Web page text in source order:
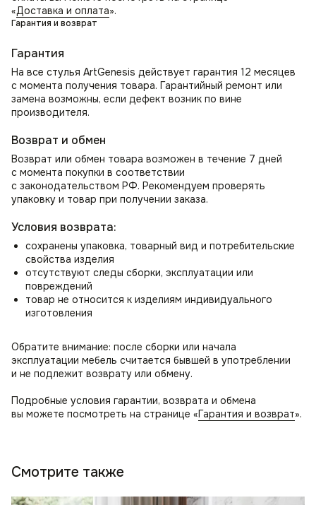
элемент декора и место ожидания.
Мягкие кресла для спальни
Как стулья для спальни могут стать местом для
утреннего просмотра новостей или использоваться как
стул для туалетного столика.
Стул для школьника или студента
В комнате школьника создаст уютную атмосферу для
учебы и занятий. Для студента станет идеальным местом
для работы над проектами.
«Доставка и оплата».
Гарантия и возврат
Гарантия
На все стулья ArtGenesis действует гарантия 12 месяцев
с момента получения товара. Гарантийный ремонт или
замена возможны, если дефект возник по вине
производителя.
Возврат и обмен
Возврат или обмен товара возможен в течение 7 дней
с момента покупки в соответствии
с законодательством РФ. Рекомендуем проверять
упаковку и товар при получении заказа.
Условия возврата:
сохранены упаковка, товарный вид и потребительские
свойства изделия
отсутствуют следы сборки, эксплуатации или
повреждений
товар не относится к изделиям индивидуального
изготовления
Обратите внимание: после сборки или начала
эксплуатации мебель считается бывшей в употреблении
и не подлежит возврату или обмену.
Подробные условия гарантии, возврата и обмена
вы можете посмотреть на странице «Гарантия и возврат».
Смотрите также